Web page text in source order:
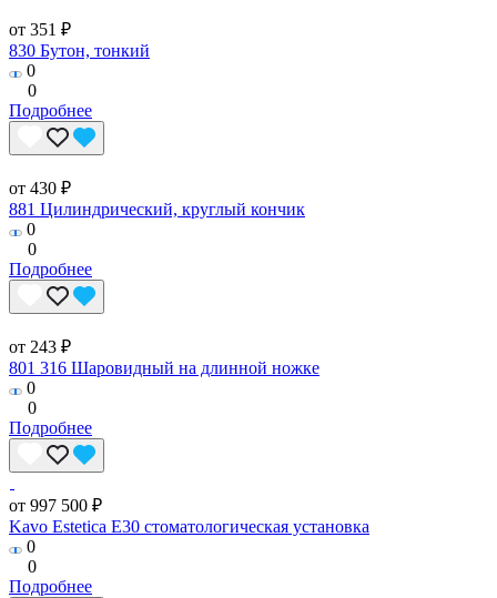
от 351 ₽
830 Бутон, тонкий
0
0
Подробнее
от 430 ₽
881 Цилиндрический, круглый кончик
0
0
Подробнее
от 243 ₽
801 316 Шаровидный на длинной ножке
0
0
Подробнее
от 997 500 ₽
Kavo Estetica E30 стоматологическая установка
0
0
Подробнее